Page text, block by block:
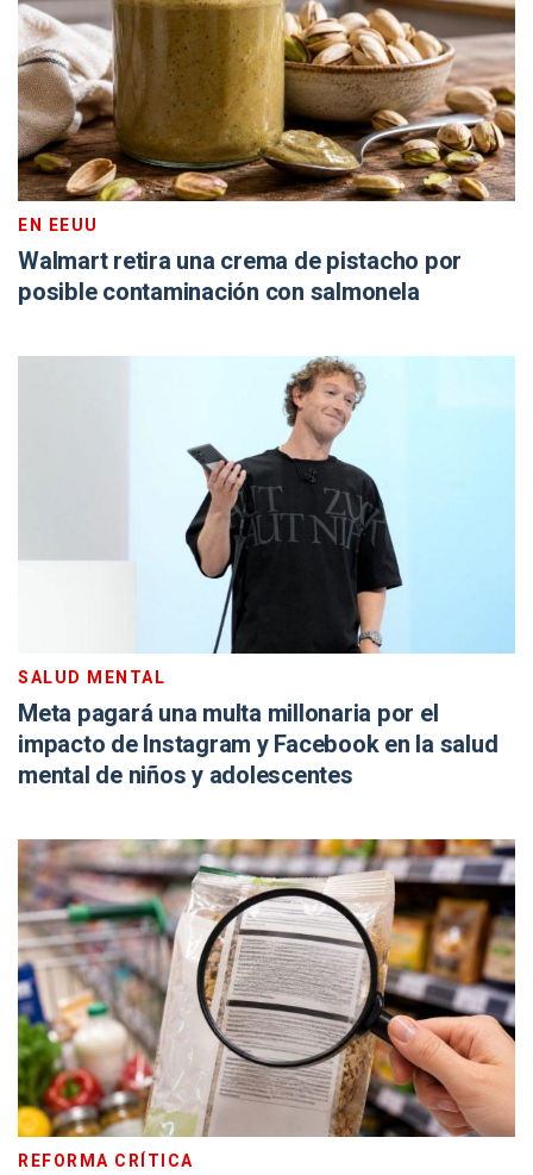
EN EEUU
Walmart retira una crema de pistacho por
posible contaminación con salmonela
SALUD MENTAL
Meta pagará una multa millonaria por el
impacto de Instagram y Facebook en la salud
mental de niños y adolescentes
REFORMA CRÍTICA